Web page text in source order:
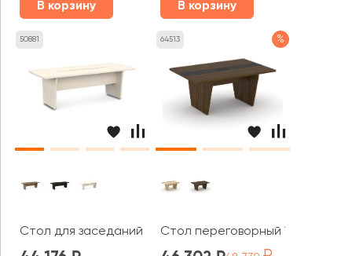
В корзину В корзину
50881
Стол для заседаний V-104 Vasanta
64513 %
Стол переговорный 180